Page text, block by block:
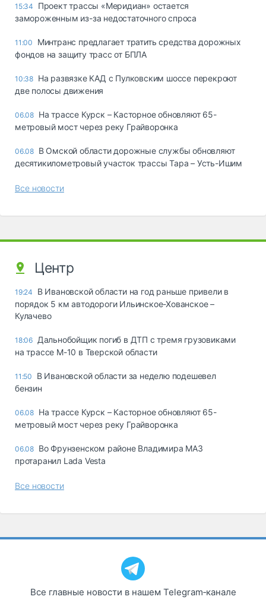
15:34
Проект трассы «Меридиан» остается
замороженным из-за недостаточного спроса
11:00
Минтранс предлагает тратить средства дорожных
фондов на защиту трасс от БПЛА
10:38 На развязке КАД с Пулковским шоссе перекроют
две полосы движения
06.08 На трассе Курск – Касторное обновляют 65-
метровый мост через реку Грайворонка
06.08 В Омской области дорожные службы обновляют
десятикилометровый участок трассы Тара – Усть-Ишим
Все новости
Центр
19:24
В Ивановской области на год раньше привели в
порядок 5 км автодороги Ильинское-Хованское –
Кулачево
18:06 Дальнобойщик погиб в ДТП с тремя грузовиками
на трассе М-10 в Тверской области
11:50
В Ивановской области за неделю подешевел
бензин
06.08 На трассе Курск – Касторное обновляют 65-
метровый мост через реку Грайворонка
06.08 Во Фрунзенском районе Владимира МАЗ
протаранил Lada Vesta
Все новости
Все главные новости в нашем Telegram‑канале